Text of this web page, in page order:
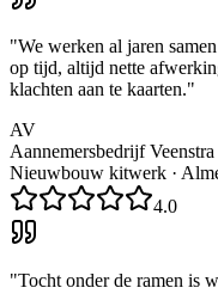
"We werken al jaren
op tijd, altijd nette
klachten aan te kaarten."
AV
Aannemersbedrijf Veenstra
Nieuwbouw kitwerk ·
4.0
"Tocht onder de ramen is